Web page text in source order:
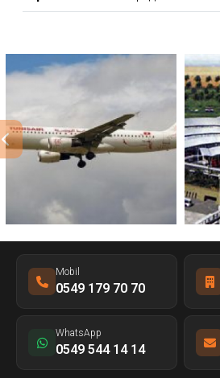
Mobil
0549 179 70 70
WhatsApp
0549 544 14 14